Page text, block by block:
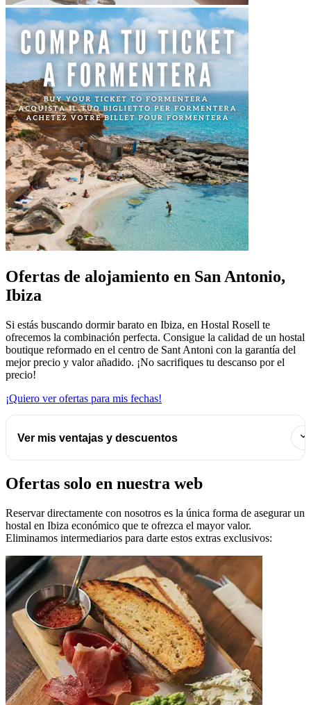
Ofertas de alojamiento en San Antonio,
Ibiza
Si estás buscando dormir barato en Ibiza, en Hostal Rosell te
ofrecemos la combinación perfecta. Consigue la calidad de un hostal
boutique reformado en el centro de Sant Antoni con la garantía del
mejor precio y valor añadido. ¡No sacrifiques tu descanso por el
precio!
¡Quiero ver ofertas para mis fechas!
Ver mis ventajas y descuentos
Ofertas solo en nuestra web
Reservar directamente con nosotros es la única forma de asegurar un
hostal en Ibiza económico que te ofrezca el mayor valor.
Eliminamos intermediarios para darte estos extras exclusivos: